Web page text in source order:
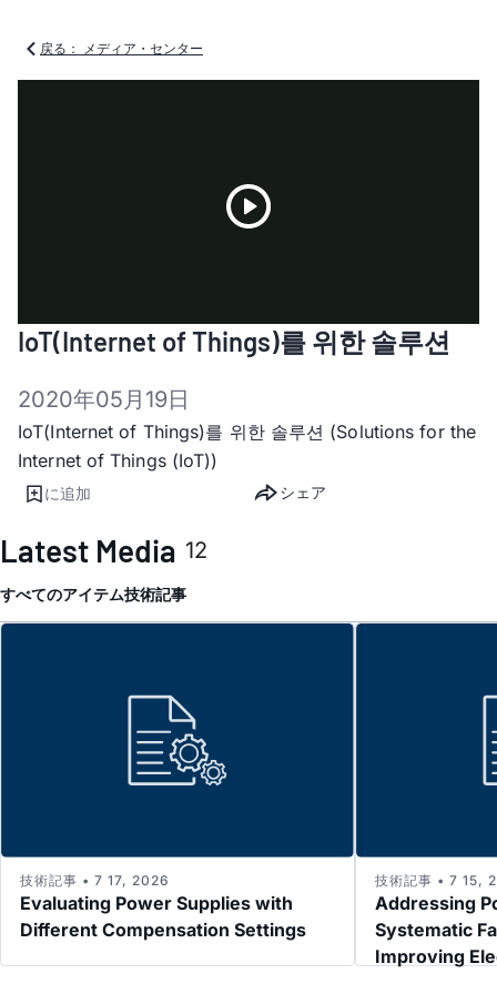
戻る： メディア・センター
Video
IoT(Internet of Things)를 위한 솔루션
2020年05月19日
IoT(Internet of Things)를 위한 솔루션 (Solutions for the
Internet of Things (IoT))
に追加 シェア
Latest Media 12
すべてのアイテム技術記事
Evaluating Power Supplies with
Different Compensation Settings
技術記事 • 7 17, 2026
Addressing
Systematic
Improving
技術記事 • 7 15,